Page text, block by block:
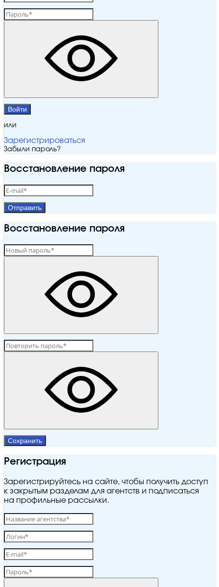
Войти
или
Зарегистрироваться
Забыли пароль?
Восстановление пароля
Отправить
Восстановление пароля
Сохранить
Регистрация
Зарегистрируйтесь на сайте, чтобы получить доступ
к закрытым разделам для агентств и подписаться
на профильные рассылки.